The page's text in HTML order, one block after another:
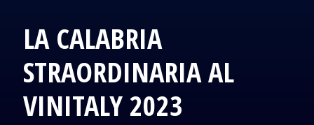
LA CALABRIA
STRAORDINARIA AL
VINITALY 2023